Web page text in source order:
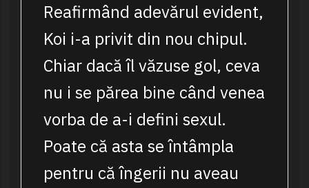
Reafirmând adevărul evident,
Koi i-a privit din nou chipul.
Chiar dacă îl văzuse gol, ceva
nu i se părea bine când venea
vorba de a-i defini sexul.
Poate că asta se întâmpla
pentru că îngerii nu aveau